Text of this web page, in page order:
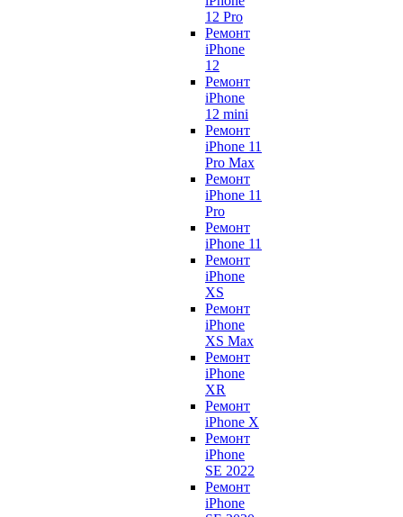
12 Pro
Ремонт
iPhone
12
Ремонт
iPhone
12 mini
Ремонт
iPhone 11
Pro Max
Ремонт
iPhone 11
Pro
Ремонт
iPhone 11
Ремонт
iPhone
XS
Ремонт
iPhone
XS Max
Ремонт
iPhone
XR
Ремонт
iPhone X
Ремонт
iPhone
SE 2022
Ремонт
iPhone